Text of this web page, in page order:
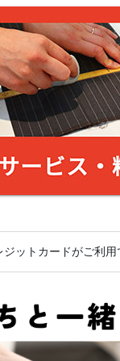
ジットカードがご利用